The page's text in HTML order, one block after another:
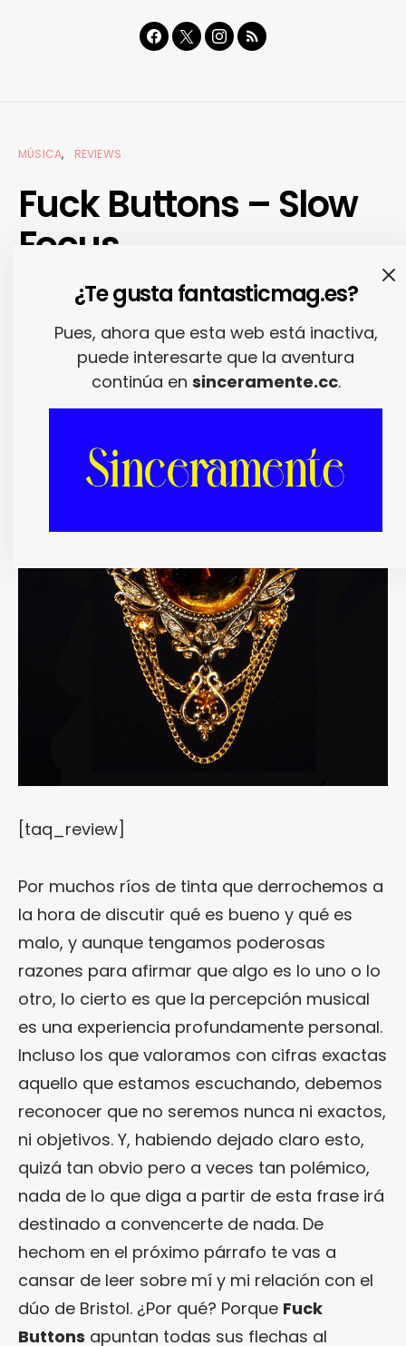
MÚSICA REVIEWS
Fuck Buttons – Slow
Focus
27/08/2013 RODRIGO NÚÑEZ
[taq_review]
Por muchos ríos de tinta que derrochemos a
la hora de discutir qué es bueno y qué es
malo, y aunque tengamos poderosas
razones para afirmar que algo es lo uno o lo
otro, lo cierto es que la percepción musical
es una experiencia profundamente personal.
Incluso los que valoramos con cifras exactas
aquello que estamos escuchando, debemos
reconocer que no seremos nunca ni exactos,
ni objetivos. Y, habiendo dejado claro esto,
quizá tan obvio pero a veces tan polémico,
nada de lo que diga a partir de esta frase irá
destinado a convencerte de nada. De
hechom en el próximo párrafo te vas a
cansar de leer sobre mí y mi relación con el
dúo de Bristol. ¿Por qué? Porque Fuck
Buttons apuntan todas sus flechas al
¿Te gusta fantasticmag.es?
Pues, ahora que esta web está inactiva,
puede interesarte que la aventura
continúa en sinceramente.cc.